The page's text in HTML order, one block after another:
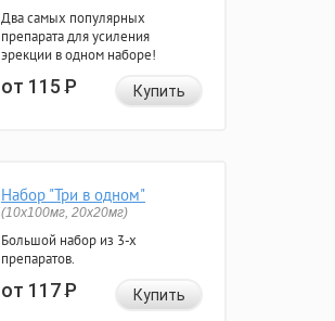
Два самых популярных
препарата для усиления
эрекции в одном наборе!
от 115Р Купить
Набор "Три в одном"
(10x100мг, 20x20мг)
Большой набор из 3-х
препаратов.
от 117Р Купить